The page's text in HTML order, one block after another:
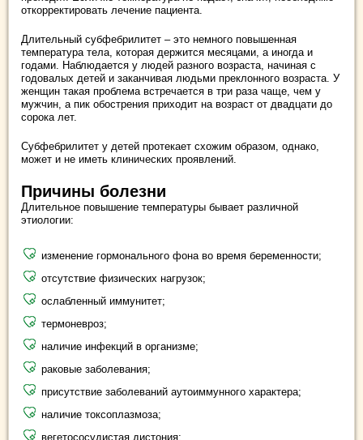
откорректировать лечение пациента.
Длительный субфебрилитет – это немного повышенная
температура тела, которая держится месяцами, а иногда и
годами. Наблюдается у людей разного возраста, начиная с
годовалых детей и заканчивая людьми преклонного возраста. У
женщин такая проблема встречается в три раза чаще, чем у
мужчин, а пик обострения приходит на возраст от двадцати до
сорока лет.
Субфебрилитет у детей протекает схожим образом, однако,
может и не иметь клинических проявлений.
Причины болезни
Длительное повышение температуры бывает различной
этиологии:
изменение гормонального фона во время беременности;
отсутствие физических нагрузок;
ослабленный иммунитет;
термоневроз;
наличие инфекций в организме;
раковые заболевания;
присутствие заболеваний аутоиммунного характера;
наличие токсоплазмоза;
вегетососудистая дистония;